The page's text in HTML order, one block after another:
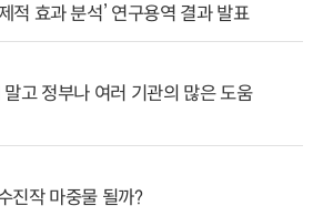
적 효과 분석’ 연구용역 결과 발표
고 정부나 여러 기관의 많은 도움
진작 마중물 될까?